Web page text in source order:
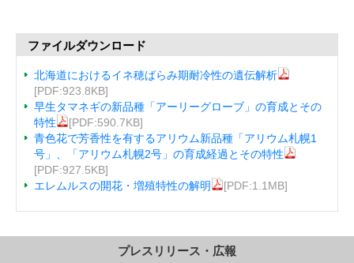
ファイルダウンロード
北海道におけるイネ穂ばらみ期耐冷性の遺伝解析
[PDF:923.8KB]
早生タマネギの新品種「アーリーグローブ」の育成とその
特性
[PDF:590.7KB]
青色花で芳香性を有するアリウム新品種「アリウム札幌1
号」、「アリウム札幌2号」の育成経過とその特性
[PDF:927.5KB]
エレムルスの開花・増殖特性の解明
[PDF:1.1MB]
プレスリリース・広報